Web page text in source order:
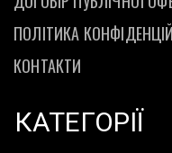
ПОЛІТИКА
КОНТАКТИ
КАТЕГОРІЇ